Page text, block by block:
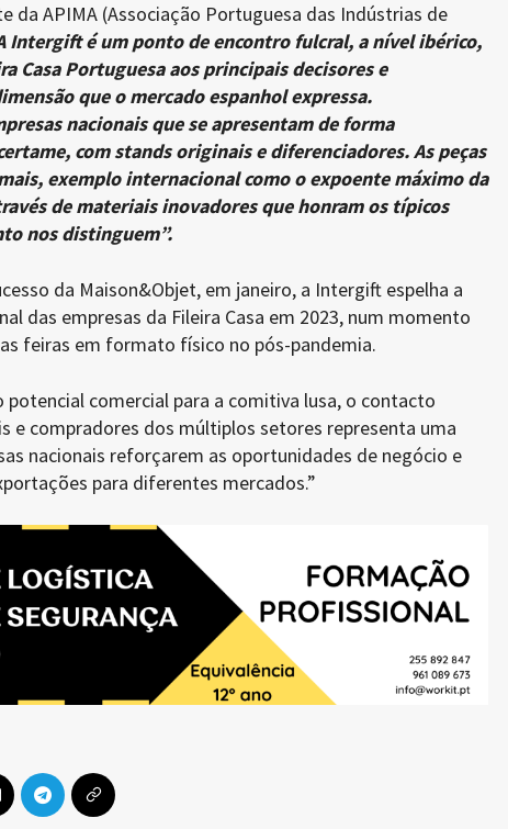
da APIMA (Associação Portuguesa das Indústrias de
Intergift é um ponto de encontro fulcral, a nível ibérico,
Casa Portuguesa aos principais decisores e
que o mercado espanhol expressa.
nacionais que se apresentam de forma
com stands originais e diferenciadores. As peças
exemplo internacional como o expoente máximo da
de materiais inovadores que honram os típicos
nos distinguem”.
da Maison&Objet, em janeiro, a Intergift espelha a
das empresas da Fileira Casa em 2023, num momento
feiras em formato físico no pós-pandemia.
potencial comercial para a comitiva lusa, o contacto
e compradores dos múltiplos setores representa uma
nacionais reforçarem as oportunidades de negócio e
para diferentes mercados.”